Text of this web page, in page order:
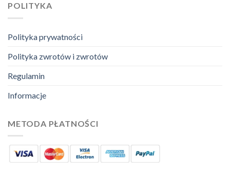
POLITYKA
Polityka prywatności
Polityka zwrotów i zwrotów
Regulamin
Informacje
METODA PŁATNOŚCI